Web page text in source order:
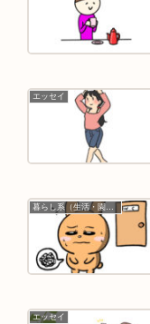
エッセイ
エッセイ